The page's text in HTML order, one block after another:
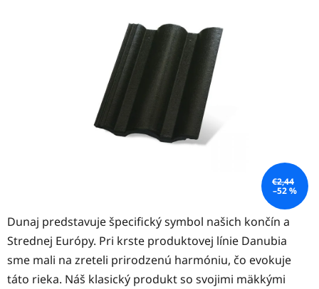
Dunaj predstavuje špecifický symbol našich končín a
Strednej Európy. Pri krste produktovej línie Danubia
sme mali na zreteli prirodzenú harmóniu, čo evokuje
táto rieka. Náš klasický produkt so svojimi mäkkými
€2,44
–52 %